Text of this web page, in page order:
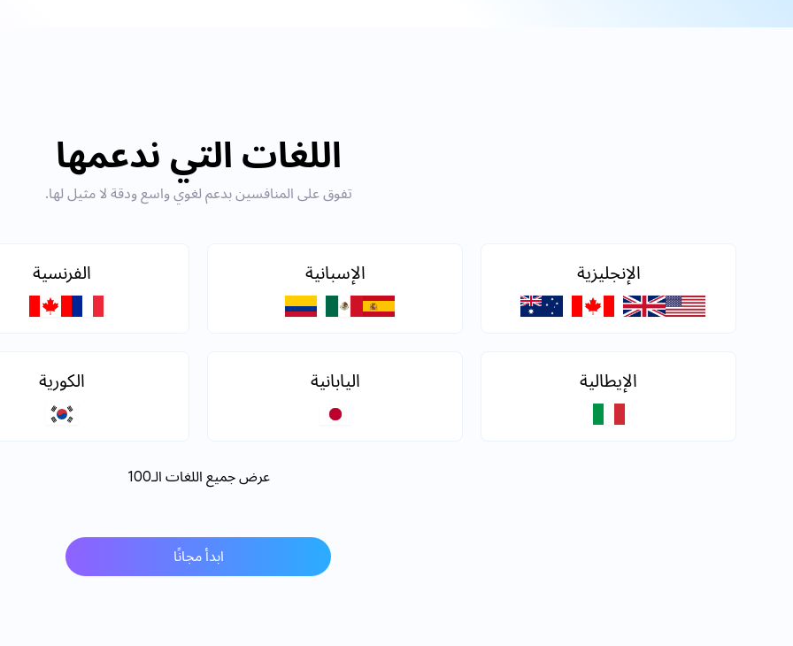
اللغات التي ندعمها
تفوق على المنافسين بدعم لغوي واسع ودقة لا مثيل لها.
الإنجليزية الإسبانية الفرنسية
الإيطالية اليابانية الكورية
عرض جميع اللغات الـ100
ابدأ مجانًا